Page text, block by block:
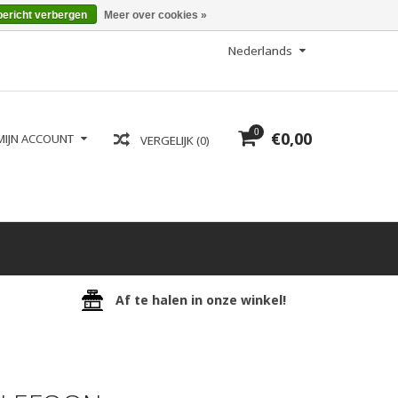
Nederlands
0 €0,00
VERGELIJK (0)
ACCOUNT
Af te halen in onze winkel!
verbergen Meer over cookies »